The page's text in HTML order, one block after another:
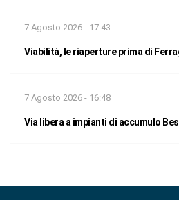
7 Agosto 2026 - 17:43
Viabilità, le riaperture prima di
7 Agosto 2026 - 16:48
Via libera a impianti di accumulo